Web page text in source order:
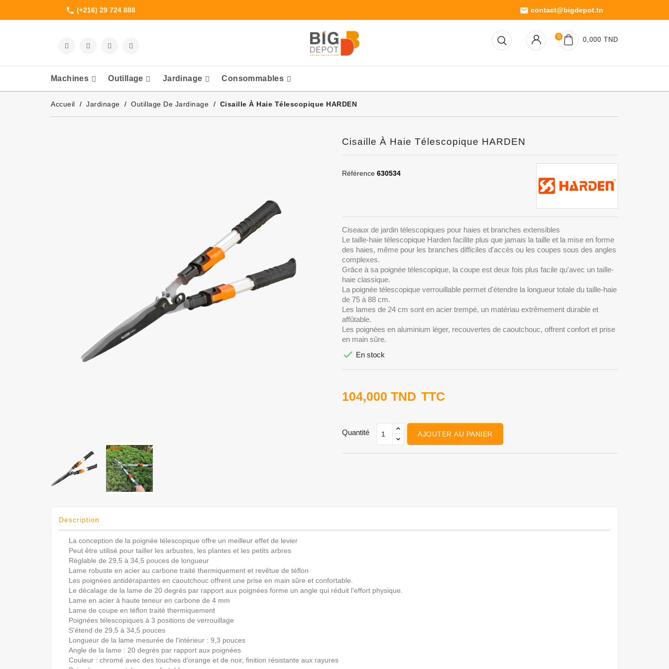
phone (+216) 29 724 888 email contact@bigdepot.tn
0 0,000 TND
Machines Outillage Jardinage Consommables
Accueil Jardinage Outillage De Jardinage Cisaille À Haie Télescopique HARDEN
Cisaille À Haie Télescopique HARDEN
Référence 630534
Ciseaux de jardin télescopiques pour haies et branches extensibles
Le taille-haie télescopique Harden facilite plus que jamais la taille et la mise en forme
des haies, même pour les branches difficiles d'accès ou les coupes sous des angles
complexes.
Grâce à sa poignée télescopique, la coupe est deux fois plus facile qu'avec un taille-
haie classique.
La poignée télescopique verrouillable permet d'étendre la longueur totale du taille-haie
de 75 à 88 cm.
Les lames de 24 cm sont en acier trempé, un matériau extrêmement durable et
affûtable.
Les poignées en aluminium léger, recouvertes de caoutchouc, offrent confort et prise
en main sûre.
 En stock
104,000 TND TTC
Quantité AJOUTER AU PANIER
Description
La conception de la poignée télescopique offre un meilleur effet de levier
Peut être utilisé pour tailler les arbustes, les plantes et les petits arbres
Réglable de 29,5 à 34,5 pouces de longueur
Lame robuste en acier au carbone traité thermiquement et revêtue de téflon
Les poignées antidérapantes en caoutchouc offrent une prise en main sûre et confortable.
Le décalage de la lame de 20 degrés par rapport aux poignées forme un angle qui réduit l'effort physique.
Lame en acier à haute teneur en carbone de 4 mm
Lame de coupe en téflon traité thermiquement
Poignées télescopiques à 3 positions de verrouillage
S'étend de 29,5 à 34,5 pouces
Longueur de la lame mesurée de l'intérieur : 9,3 pouces
Angle de la lame : 20 degrés par rapport aux poignées
Couleur : chromé avec des touches d'orange et de noir, finition résistante aux rayures